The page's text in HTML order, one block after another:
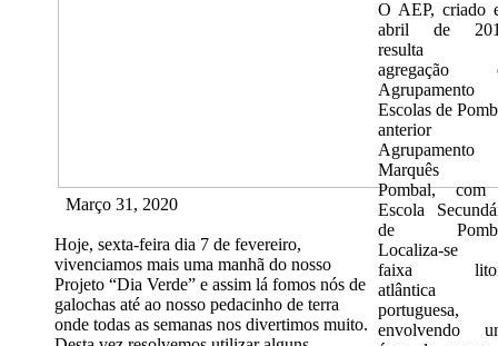
Março 31, 2020
Hoje, sexta-feira dia 7 de fevereiro,
vivenciamos mais uma manhã do nosso
Projeto “Dia Verde” e assim lá fomos nós de
galochas até ao nosso pedacinho de terra
onde todas as semanas nos divertimos muito.
O AEP, criado
abril de
resulta
agregação
Agrupamento
Escolas de
anterior
Agrupamento
Marquês
Pombal,
Escola
de
Localiza-se
faixa
atlântica
portuguesa,
envolvendo